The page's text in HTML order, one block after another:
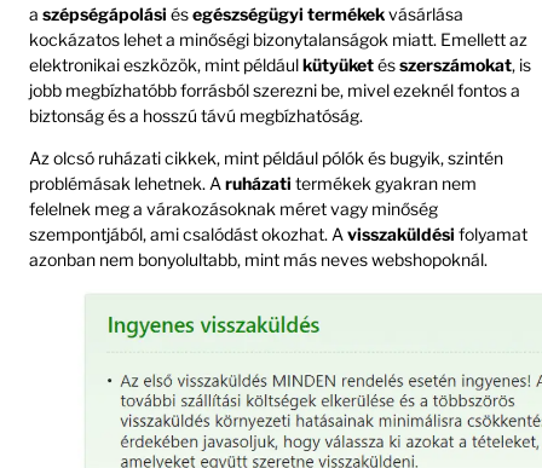
a szépségápolási ésegészségügyi termékekvásárlása
kockázatos lehet a minőségi bizonytalanságok miatt. Emellett az
elektronikai eszközök, mint példáulkütyüketésszerszámokat, is
jobb megbízhatóbb forrásból szerezni be, mivel ezeknél fontos a
biztonság és a hosszú távú megbízhatóság.
Az olcsó ruházati cikkek, mint például pólók és bugyik, szintén
problémásak lehetnek. Aruházati termékek gyakran nem
felelnek meg a várakozásoknak méret vagy minőség
szempontjából, ami csalódást okozhat. Avisszaküldési folyamat
azonban nem bonyolultabb, mint más neves webshopoknál.